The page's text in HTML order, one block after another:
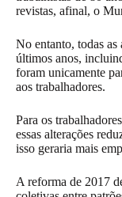
revistas, afinal, o
No entanto, todas as
últimos anos,
foram unicamente
aos trabalhadores.
Para os
essas alterações
isso geraria mais
A reforma de 2017